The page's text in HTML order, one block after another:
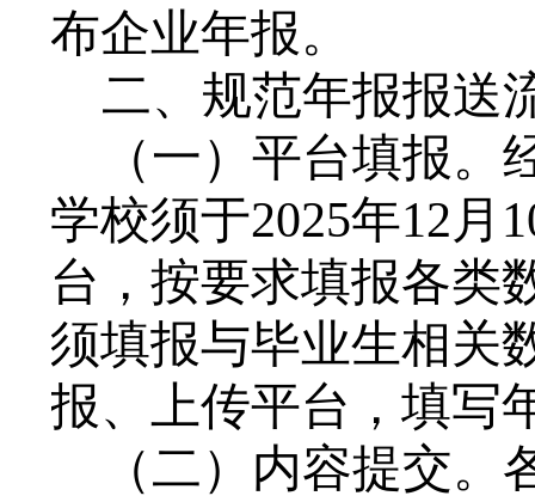
布企业年报。
二、规范年报报送
（一）平台填报。
学校须于2025年12月
台，按要求填报各类
须填报与毕业生相关
报、上传平台，填写
（二）内容提交。